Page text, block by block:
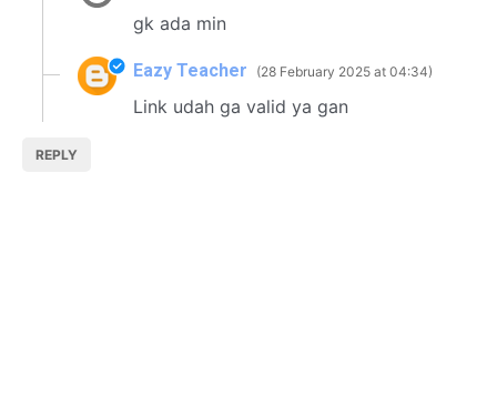
REPLY
gk ada min
Eazy Teacher 28 February 2025 at 04:34
Link udah ga valid ya gan